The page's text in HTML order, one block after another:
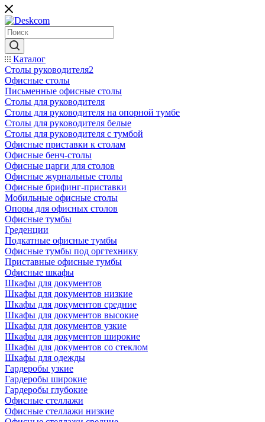
Каталог
Столы руководителя2
Офисные столы
Письменные офисные столы
Столы для руководителя
Столы для руководителя на опорной тумбе
Столы для руководителя белые
Столы для руководителя с тумбой
Офисные приставки к столам
Офисные бенч-столы
Офисные царги для столов
Офисные журнальные столы
Офисные брифинг-приставки
Мобильные офисные столы
Опоры для офисных столов
Офисные тумбы
Греденции
Подкатные офисные тумбы
Офисные тумбы под оргтехнику
Приставные офисные тумбы
Офисные шкафы
Шкафы для документов
Шкафы для документов низкие
Шкафы для документов средние
Шкафы для документов высокие
Шкафы для документов узкие
Шкафы для документов широкие
Шкафы для документов со стеклом
Шкафы для одежды
Гардеробы узкие
Гардеробы широкие
Гардеробы глубокие
Офисные стеллажи
Офисные стеллажи низкие